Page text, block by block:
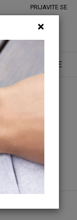
PRIJAVITE SE
PRODAVNICE
×